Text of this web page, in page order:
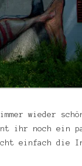
wieder
ihr noch ein
einfach die